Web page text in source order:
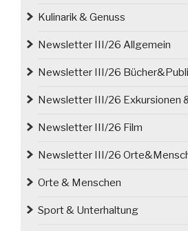
Kulinarik & Genuss
Newsletter III/26 Allgemein
Newsletter III/26
Newsletter III/26 Exkursionen
Newsletter III/26 Film
Newsletter III/26
Orte & Menschen
Sport & Unterhaltung